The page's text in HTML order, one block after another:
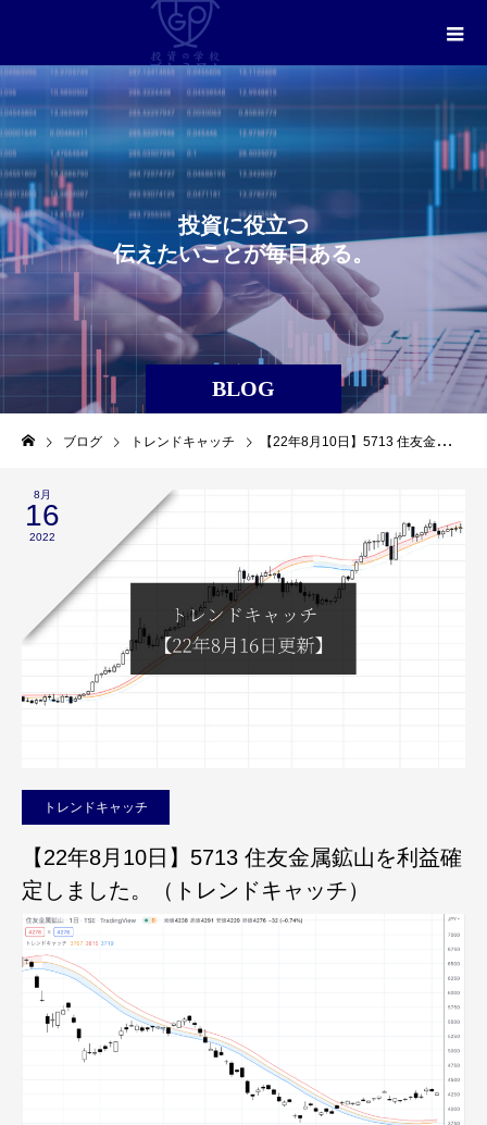
BLOG
投資に役立つ
伝え たいことが毎日ある。
ブログ トレンドキャッチ 【22年8月10日】5713 住友金属鉱山を利益確定しました。（トレンドキャッチ）
8月
16
2022
トレンドキャッチ
【22年8月10日】5713 住友金属鉱山を利益確
定しました。（トレンドキャッチ）